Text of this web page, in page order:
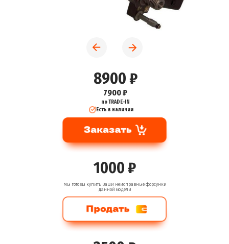
1000 ₽
7900 ₽
8900 ₽
Мы готовы купить Ваши неисправные форсунки
данной модели
по TRADE-IN
Есть в наличии